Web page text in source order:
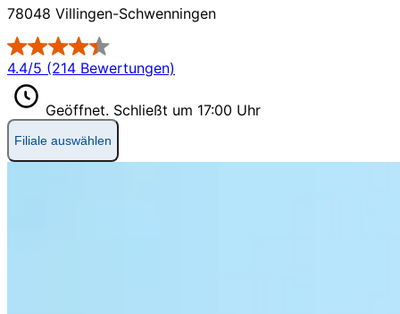
78048 Villingen-Schwenningen
4.4/5 (214 Bewertungen)
Geöffnet. Schließt um 17:00 Uhr
Filiale auswählen